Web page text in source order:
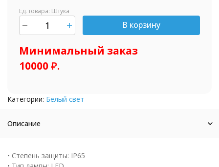
Ед. товара: Штука
В корзину
Минимальный заказ
10000 ₽.
Категории: Белый свет
Описание
• Степень защиты: IP65